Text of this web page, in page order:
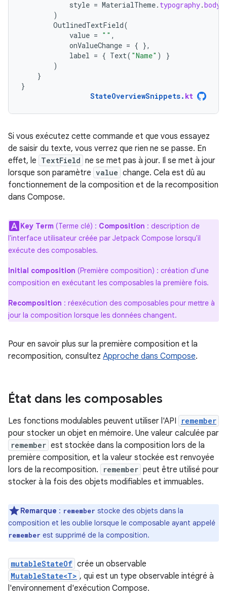
style = MaterialTheme. typography.
)
OutlinedTextField(
value = "" ,
onValueChange = { },
label = { Text( "Name" )
}
)
}
}
StateOverviewSnippets. kt
Si vous exécutez cette commande et que vous essayez
de saisir du texte, vous verrez que rien ne se passe. En
effet, le TextField ne se met pas à jour. Il se met à jour
lorsque son paramètre value change. Cela est dû au
fonctionnement de la composition et de la recomposition
dans Compose.
Key Term (Terme clé) : Composition : description de
l'interface utilisateur créée par Jetpack Compose lorsqu'il
exécute des composables.
Initial composition (Première composition) : création d'une
composition en exécutant les composables la première fois.
Recomposition : réexécution des composables pour mettre à
jour la composition lorsque les données changent.
Pour en savoir plus sur la première composition et la
recomposition, consultez Approche dans Compose.
État dans les composables
Les fonctions modulables peuvent utiliser l'API remember
pour stocker un objet en mémoire. Une valeur calculée par
remember est stockée dans la composition lors de la
première composition, et la valeur stockée est renvoyée
lors de la recomposition.
remember peut être utilisé pour
stocker à la fois des objets modifiables et immuables.
Remarque : remember stocke des objets dans la
composition et les oublie lorsque le composable ayant appelé
remember est supprimé de la composition.
mutableStateOf crée un observable
MutableState<T> , qui est un type observable intégré à
l'environnement d'exécution Compose.